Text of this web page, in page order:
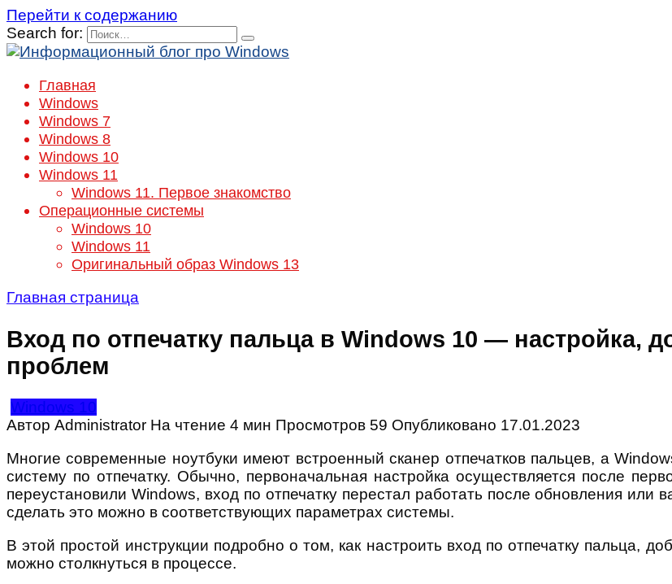
Перейти к содержанию
Search for:
Главная
Windows
Windows 7
Windows 8
Windows 10
Windows 11
Windows 11. Первое знакомство
Операционные системы
Windows 10
Windows 11
Оригинальный образ Windows 13
Главная страница
Вход по отпечатку пальца в Windows 10 — настройка,
проблем
Windows 10
Автор Administrator На чтение 4 мин Просмотров 59 Опубликовано 17.01.2023
Многие современные ноутбуки имеют встроенный сканер отпечатков пальцев, а
систему по отпечатку. Обычно, первоначальная настройка осуществляется после
переустановили Windows, вход по отпечатку перестал работать после обновления или
сделать это можно в соответствующих параметрах системы.
В этой простой инструкции подробно о том, как настроить вход по отпечатку пальца,
можно столкнуться в процессе.